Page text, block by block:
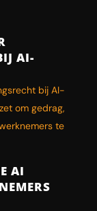
AI-
bij AI-
om gedrag,
te
AI